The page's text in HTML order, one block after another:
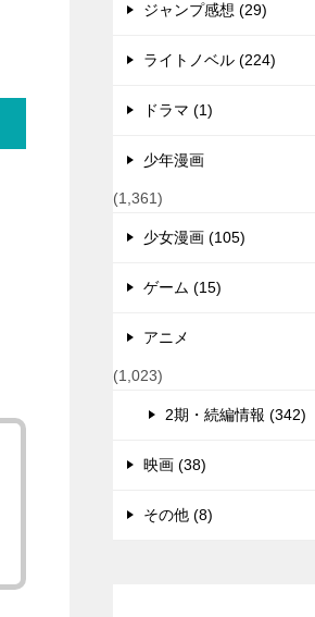
ジャンプ感想 (29)
ライトノベル (224)
ドラマ (1)
少年漫画
(1,361)
少女漫画 (105)
ゲーム (15)
アニメ
(1,023)
2期・続編情報 (342)
映画 (38)
その他 (8)